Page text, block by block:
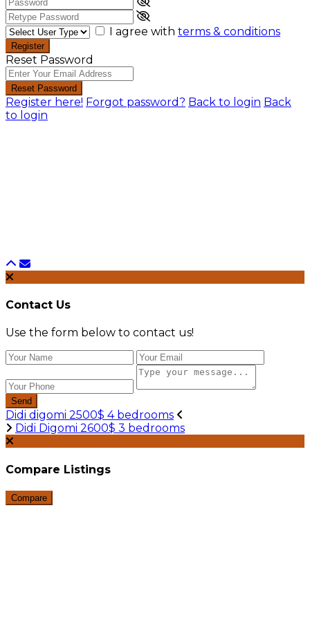
I agree with terms & conditions
Register
Reset Password
Reset Password
Register here! Forgot password? Back to login Back
to login
Contact Us
Use the form below to contact us!
Send
Didi digomi 2500$ 4 bedrooms
Didi Digomi 2600$ 3 bedrooms
Compare Listings
Compare